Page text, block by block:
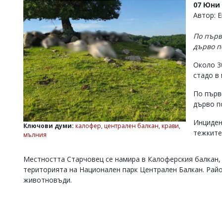
РАЗСЛЕДВАНЕ
БИЗНЕС
Управители:
Веселин
Василев,
v.vasilev@flagman.bg
Касабова,
k.kassabova@flagman.bg
редактор:
Ключови думи: калофер, централен балкан, крави,
мълния
07 Юни
Автор:
По
дърво
Около
стадо
По
дърво
Местността Старчовец се намира в Калоферския
територията на Национален парк Централен Балкан.
животновъди.